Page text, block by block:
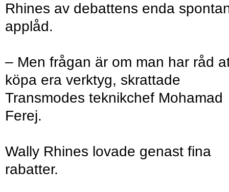
Rhines av debattens enda
applåd.
– Men frågan är om man har råd
köpa era verktyg, skrattade
Transmodes teknikchef Mohamad
Ferej.
Wally Rhines lovade genast fina
rabatter.